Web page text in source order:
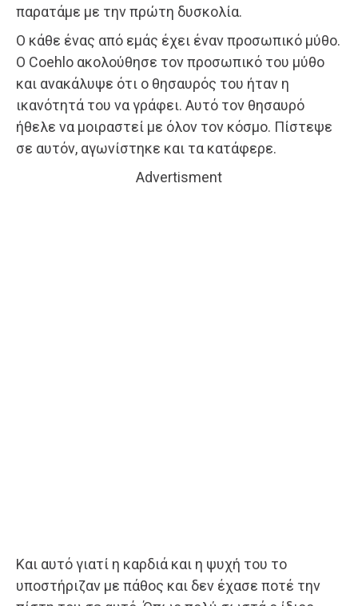
παρατάμε με την πρώτη δυσκολία.
Ο κάθε ένας από εμάς έχει έναν προσωπικό μύθο.
Ο Coehlo ακολούθησε τον προσωπικό του μύθο
και ανακάλυψε ότι ο θησαυρός του ήταν η
ικανότητά του να γράφει. Αυτό τον θησαυρό
ήθελε να μοιραστεί με όλον τον κόσμο. Πίστεψε
σε αυτόν, αγωνίστηκε και τα κατάφερε.
Advertisment
Και αυτό γιατί η καρδιά και η ψυχή του το
υποστήριζαν με πάθος και δεν έχασε ποτέ την